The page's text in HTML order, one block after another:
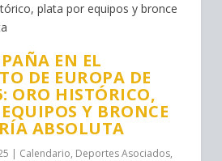
EN EL
DE EUROPA DE
ORO HISTÓRICO,
Y BRONCE
ABSOLUTA
| Calendario, Deportes Asociados,